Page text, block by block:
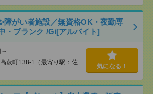
障がい者施設／無資格OK・夜勤専
・ブランク /Gi[アルバイト]
萩町138-1（最寄り駅：佐
気になる！